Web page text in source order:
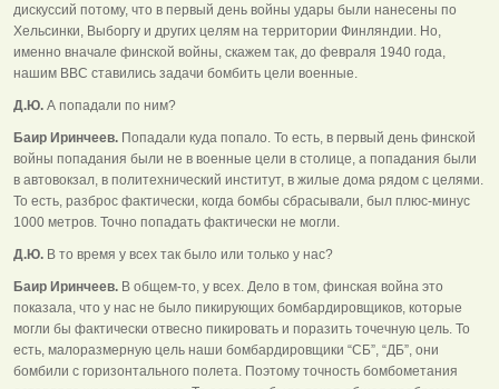
дискуссий потому, что в первый день войны удары были нанесены по
Хельсинки, Выборгу и других целям на территории Финляндии. Но,
именно вначале финской войны, скажем так, до февраля 1940 года,
нашим ВВС ставились задачи бомбить цели военные.
Д.Ю. А попадали по ним?
Баир Иринчеев. Попадали куда попало. То есть, в первый день финской
войны попадания были не в военные цели в столице, а попадания были
в автовокзал, в политехнический институт, в жилые дома рядом с целями.
То есть, разброс фактически, когда бомбы сбрасывали, был плюс-минус
1000 метров. Точно попадать фактически не могли.
Д.Ю. В то время у всех так было или только у нас?
Баир Иринчеев. В общем-то, у всех. Дело в том, финская война это
показала, что у нас не было пикирующих бомбардировщиков, которые
могли бы фактически отвесно пикировать и поразить точечную цель. То
есть, малоразмерную цель наши бомбардировщики “СБ”, “ДБ”, они
бомбили с горизонтального полета. Поэтому точность бомбометания